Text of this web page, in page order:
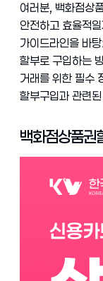
여러분, 백화점상
안전하고 효율적
가이드라인을 바
할부로 구입하는
거래를 위한 필수
할부구입과 관련
백화점상품권